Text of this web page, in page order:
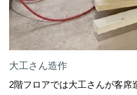
大工さん造作
2階フロアでは大工さんが客席